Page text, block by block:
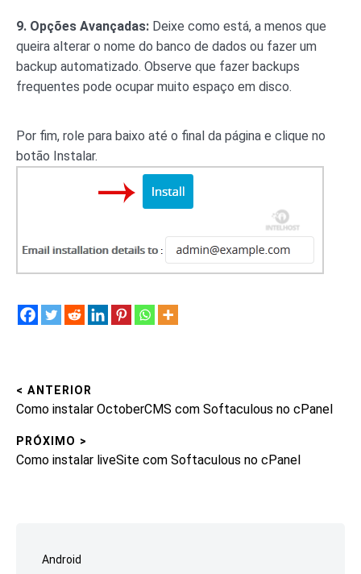
9. Opções Avançadas: Deixe como está, a menos que
queira alterar o nome do banco de dados ou fazer um
backup automatizado. Observe que fazer backups
frequentes pode ocupar muito espaço em disco.
Por fim, role para baixo até o final da página e clique no
botão Instalar.
Navegação
Post
< ANTERIOR
Post
Como instalar OctoberCMS com Softaculous no cPanel
PRÓXIMO >
Próximo
Como instalar liveSite com Softaculous no cPanel
Android